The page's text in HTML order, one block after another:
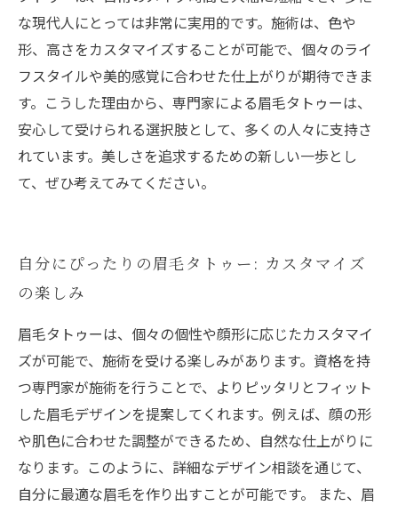
な現代人にとっては非常に実用的です。施術は、色や
形、高さをカスタマイズすることが可能で、個々のライ
フスタイルや美的感覚に合わせた仕上がりが期待できま
す。こうした理由から、専門家による眉毛タトゥーは、
安心して受けられる選択肢として、多くの人々に支持さ
れています。美しさを追求するための新しい一歩とし
て、ぜひ考えてみてください。
自分にぴったりの眉毛タトゥー: カスタマイズ
の楽しみ
眉毛タトゥーは、個々の個性や顔形に応じたカスタマイ
ズが可能で、施術を受ける楽しみがあります。資格を持
つ専門家が施術を行うことで、よりピッタリとフィット
した眉毛デザインを提案してくれます。例えば、顔の形
や肌色に合わせた調整ができるため、自然な仕上がりに
なります。このように、詳細なデザイン相談を通じて、
自分に最適な眉毛を作り出すことが可能です。 また、眉